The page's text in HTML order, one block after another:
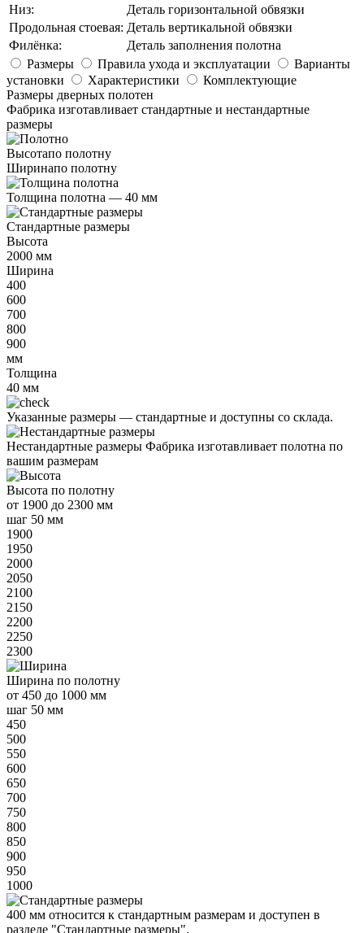
Низ:
Деталь горизонтальной обвязки
Продольная стоевая: Деталь вертикальной обвязки
Филёнка:
Деталь заполнения полотна
Размеры
Правила ухода и эксплуатации
Варианты
установки
Характеристики
Комплектующие
Размеры дверных полотен
Фабрика изготавливает стандартные и нестандартные
размеры
Высотапо полотну
Ширинапо полотну
Толщина полотна — 40 мм
Стандартные размеры
Высота
2000 мм
Ширина
400
600
700
800
900
мм
Толщина
40 мм
Указанные размеры — стандартные и доступны со склада.
Нестандартные размеры Фабрика изготавливает полотна по
вашим размерам
Высота по полотну
от 1900 до 2300 мм
шаг 50 мм
1900
1950
2000
2050
2100
2150
2200
2250
2300
Ширина по полотну
от 450 до 1000 мм
шаг 50 мм
450
500
550
600
650
700
750
800
850
900
950
1000
400 мм относится к стандартным размерам и доступен в
разделе "Стандартные размеры".